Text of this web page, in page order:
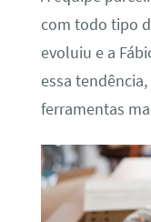
com todo tipo
evoluiu e a
essa
ferramentas